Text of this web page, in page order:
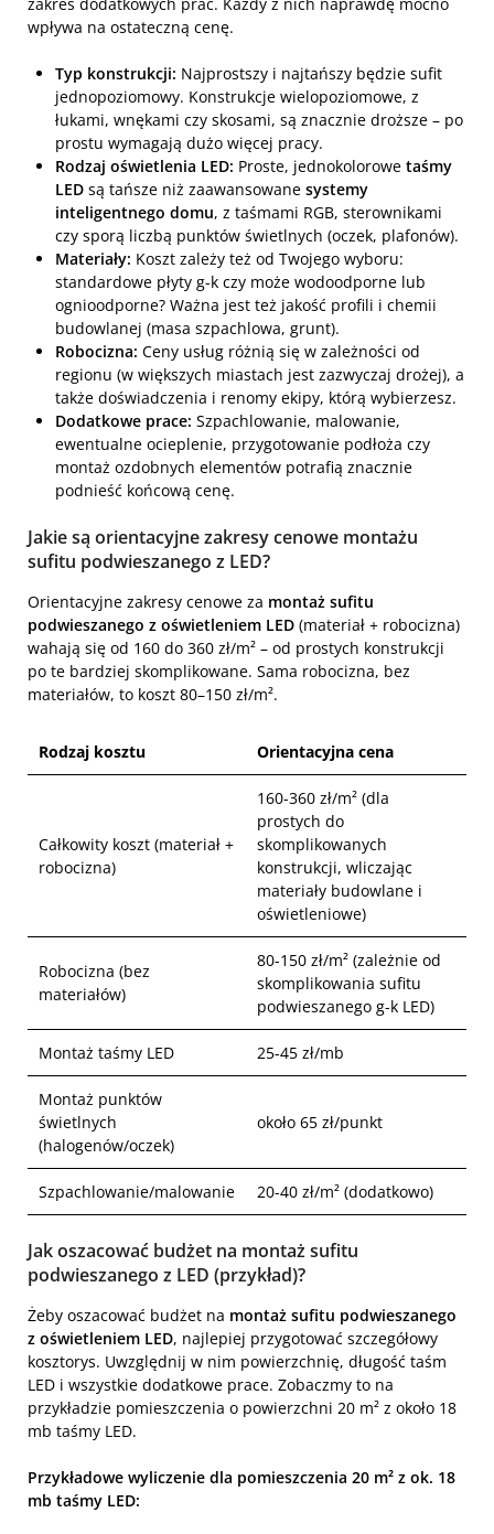
wpływa na ostateczną cenę.
Typ konstrukcji: Najprostszy i najtańszy będzie sufit
jednopoziomowy. Konstrukcje wielopoziomowe, z
łukami, wnękami czy skosami, są znacznie droższe – po
prostu wymagają dużo więcej pracy.
Rodzaj oświetlenia LED: Proste, jednokolorowe taśmy
LED są tańsze niż zaawansowane systemy
inteligentnego domu, z taśmami RGB, sterownikami
czy sporą liczbą punktów świetlnych (oczek, plafonów).
Materiały: Koszt zależy też od Twojego wyboru:
standardowe płyty g-k czy może wodoodporne lub
ognioodporne? Ważna jest też jakość profili i chemii
budowlanej (masa szpachlowa, grunt).
Robocizna: Ceny usług różnią się w zależności od
regionu (w większych miastach jest zazwyczaj drożej), a
także doświadczenia i renomy ekipy, którą wybierzesz.
Dodatkowe prace: Szpachlowanie, malowanie,
ewentualne ocieplenie, przygotowanie podłoża czy
montaż ozdobnych elementów potrafią znacznie
podnieść końcową cenę.
Jakie są orientacyjne zakresy cenowe montażu
sufitu podwieszanego z LED?
Orientacyjne zakresy cenowe za montaż sufitu
podwieszanego z oświetleniem LED (materiał + robocizna)
wahają się od 160 do 360 zł/m² – od prostych konstrukcji
po te bardziej skomplikowane. Sama robocizna, bez
materiałów, to koszt 80–150 zł/m².
Rodzaj kosztu Orientacyjna cena
Całkowity koszt (materiał +
robocizna)
160-360 zł/m² (dla
prostych do
skomplikowanych
konstrukcji, wliczając
materiały budowlane i
oświetleniowe)
Robocizna (bez
materiałów)
80-150 zł/m² (zależnie od
skomplikowania sufitu
podwieszanego g-k LED)
Montaż taśmy LED 25-45 zł/mb
Montaż punktów
świetlnych
(halogenów/oczek)
około 65 zł/punkt
Szpachlowanie/malowanie 20-40 zł/m² (dodatkowo)
Jak oszacować budżet na montaż sufitu
podwieszanego z LED (przykład)?
Żeby oszacować budżet na montaż sufitu podwieszanego
z oświetleniem LED, najlepiej przygotować szczegółowy
kosztorys. Uwzględnij w nim powierzchnię, długość taśm
LED i wszystkie dodatkowe prace. Zobaczmy to na
przykładzie pomieszczenia o powierzchni 20 m² z około 18
mb taśmy LED.
Przykładowe wyliczenie dla pomieszczenia 20 m² z ok. 18
mb taśmy LED: